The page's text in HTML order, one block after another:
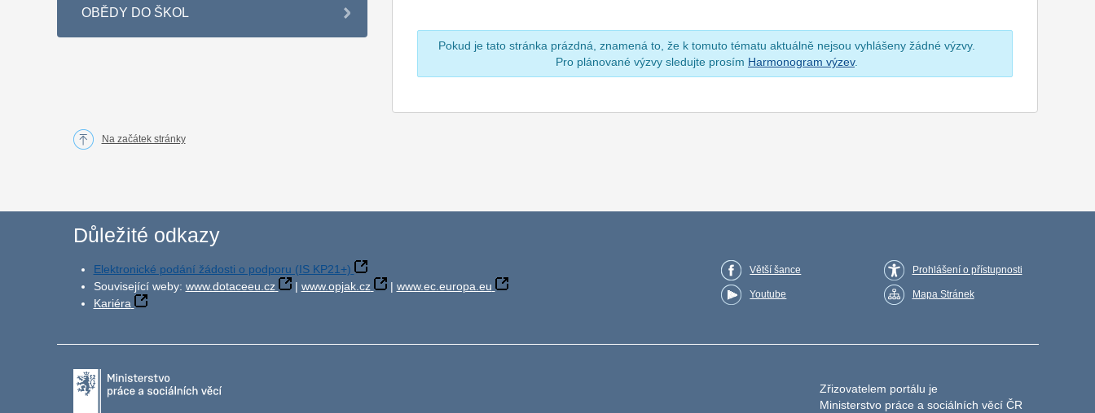
OBĚDY DO ŠKOL
Pokud je tato stránka prázdná, znamená to, že k tomuto tématu aktuálně nejsou vyhlášeny žádné výzvy.
Pro plánované výzvy sledujte prosím Harmonogram výzev.
Na začátek stránky
Důležité odkazy
Elektronické podání žádosti o podporu (IS KP21+)
Související weby: www.dotaceeu.cz | www.opjak.cz | www.ec.europa.eu
Kariéra
Větší šance
Youtube
Prohlášení o přístupnosti
Mapa Stránek
Zřizovatelem portálu je
Ministerstvo práce a sociálních věcí ČR